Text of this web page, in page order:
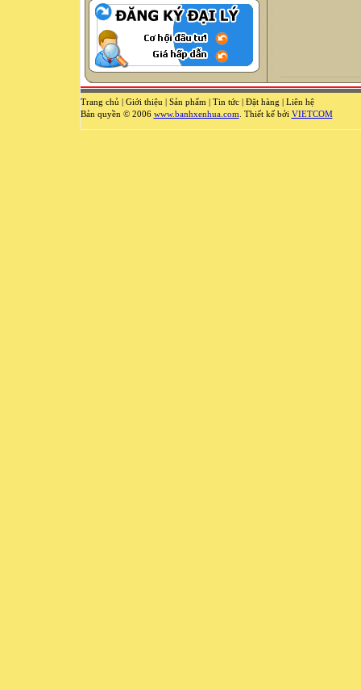
Trang chủ | Giới thiệu | Sản phẩm | Tin tức| Đặt hàng | Liên hệ
Bản quyền © 2006 www.banhxenhua.com . Thiết kế bởi VIETCOM